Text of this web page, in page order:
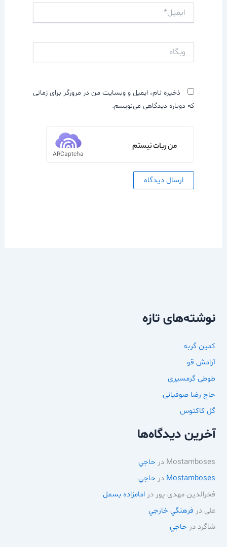
ذخیره نام، ایمیل و وبسایت من در مرورگر برای زمانی
که دوباره دیدگاهی می‌نویسم.
من ربات نیستم
ARCaptcha
نوشته‌های تازه
کمین گربه
آرامش قو
طوطی گرمسیری
حاج رضا صوفیانی
گل کاکتوس
آخرین دیدگاه‌ها
Mostamboses در حاجي
Mostamboses در حاجي
فخرالدین مهدی پور درامامزاده بسمل
علی در فرهنگي خارجي
شاگرد در حاجي